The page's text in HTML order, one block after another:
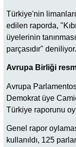
Türkiye'nin
edilen raporda,
üyelerinin
parçasıdır" deniliyor.
Avrupa Birliği
Avrupa
Demokrat üye
Türkiye raporunu
Genel rapor
kullanıldı, 125